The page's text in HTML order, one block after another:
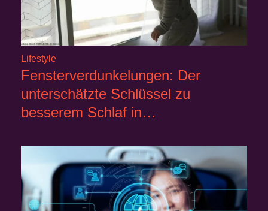
Lifestyle
Fensterverdunkelungen: Der
unterschätzte Schlüssel zu
besserem Schlaf in…